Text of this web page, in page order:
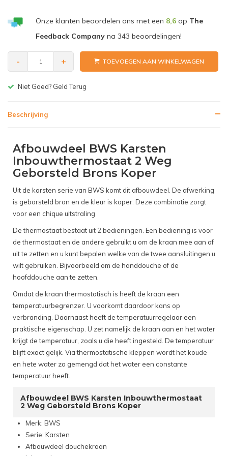
Onze klanten beoordelen ons met een 8,6op The
Feedback Companyna 343 beoordelingen!
- + TOEVOEGEN AAN WINKELWAGEN
Beschrijving
Afbouwdeel BWS Karsten
Inbouwthermostaat 2 Weg
Geborsteld Brons Koper
Uit de karsten serie van BWS komt dit afbouwdeel. De afwerking
is geborsteld bron en de kleur is koper. Deze combinatie zorgt
voor een chique uitstraling
De thermostaat bestaat uit 2 bedieningen. Een bediening is voor
de thermostaat en de andere gebruikt u om de kraan mee aan of
uit te zetten en u kunt bepalen welke van de twee aansluitingen u
wilt gebruiken. Bijvoorbeeld om de handdouche of de
hoofddouche aan te zetten.
Omdat de kraan thermostatisch is heeft de kraan een
temperatuurbegrenzer. U voorkomt daardoor kans op
verbranding. Daarnaast heeft de temperatuurregelaar een
praktische eigenschap. U zet namelijk de kraan aan en het water
krijgt de temperatuur, zoals u die heeft ingesteld. De temperatuur
blijft exact gelijk. Via thermostatische kleppen wordt het koude
en hete water zo gemengd dat het water een constante
temperatuur heeft.
Afbouwdeel BWS Karsten Inbouwthermostaat
2 Weg Geborsteld Brons Koper
Merk: BWS
Serie: Karsten
Afbouwdeel douchekraan